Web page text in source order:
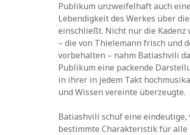
Publikum unzweifelhaft auch
Lebendigkeit des Werkes über
einschließt. Nicht nur die Kadenz
– die von Thielemann frisch und
vorbehalten – nahm Batiashvili
Publikum eine packende
in ihrer in jedem Takt
und Wissen vereinte überzeugte.
Batiashvili schuf eine
bestimmte Charakteristik für alle